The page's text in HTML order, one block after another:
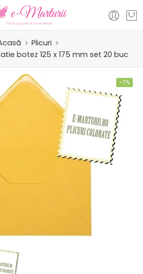
Plicuri
botez 125 x 175 mm set 20 buc
-7%